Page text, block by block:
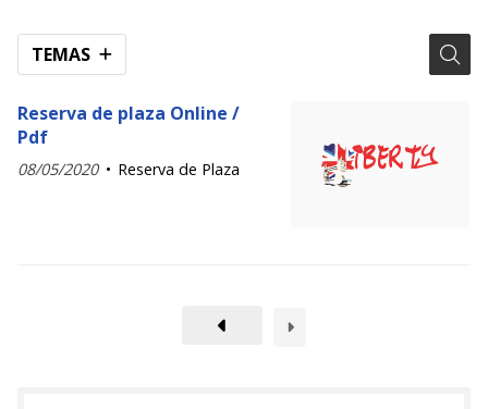
TEMAS
Reserva de plaza Online /
Pdf
08/05/2020 Reserva de Plaza